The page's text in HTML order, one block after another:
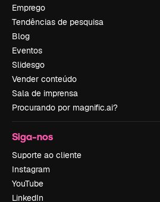
Emprego
Tendências de pesquisa
Blog
Eventos
Slidesgo
Vender conteúdo
Sala de imprensa
Procurando por magnific.ai?
Siga-nos
Suporte ao cliente
Instagram
YouTube
LinkedIn